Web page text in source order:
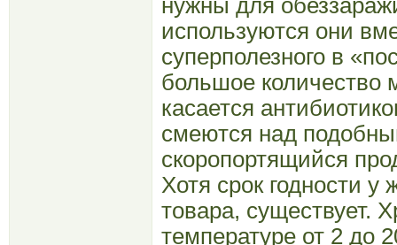
нужны для
используются они
суперполезного в
большое количество
касается
смеются над
скоропортящийся
Хотя срок годности у
товара, существует.
температуре от 2 до